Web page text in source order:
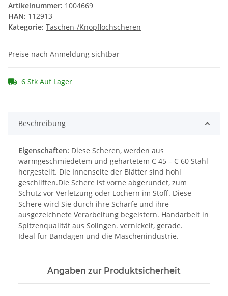
Artikelnummer: 1004669
HAN: 112913
Kategorie: Taschen-/Knopflochscheren
Preise nach Anmeldung sichtbar
6 Stk Auf Lager
Beschreibung
Eigenschaften: Diese Scheren, werden aus
warmgeschmiedetem und gehärtetem C 45 – C 60 Stahl
hergestellt. Die Innenseite der Blätter sind hohl
geschliffen.Die Schere ist vorne abgerundet, zum
Schutz vor Verletzung oder Löchern im Stoff. Diese
Schere wird Sie durch ihre Schärfe und ihre
ausgezeichnete Verarbeitung begeistern. Handarbeit in
Spitzenqualität aus Solingen. vernickelt, gerade.
Ideal für Bandagen und die Maschenindustrie.
Angaben zur Produktsicherheit